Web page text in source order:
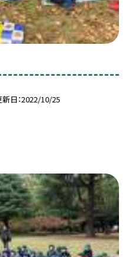
新日 2022/10/25